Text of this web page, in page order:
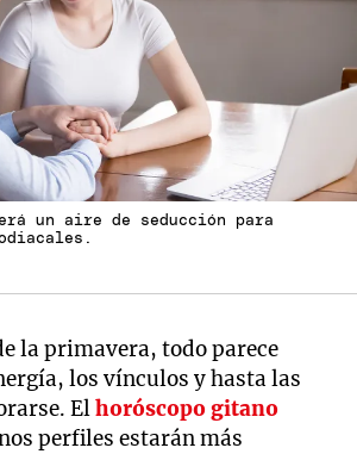
un aire de seducción para
la primavera, todo parece
los vínculos y hasta las
Elhoróscopo gitano
perfiles estarán más